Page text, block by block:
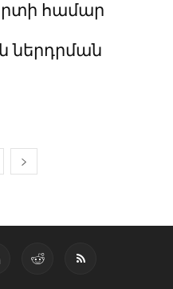
համար
ներդրման